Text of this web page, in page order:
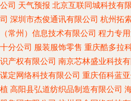
公司 天气预报 北京互联同城科技有
司 深圳市杰俊通讯有限公司 杭州拓
（常州）信息技术有限公司 程力专
十分公司 服装服饰零售 重庆酷多拉
识产权有限公司 南京芯林盛业科技
谋定网络科技有限公司 重庆佰科蓝
植 高阳县弘道纺织品制造有限公司